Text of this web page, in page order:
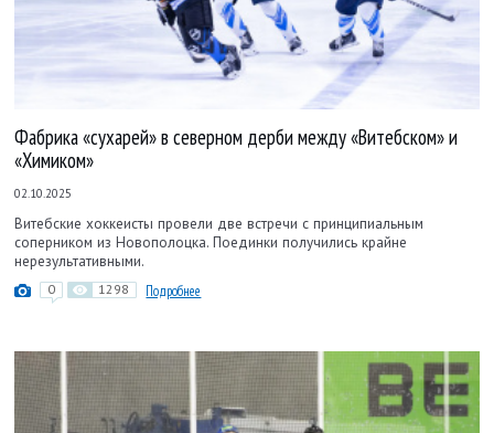
Фабрика «сухарей» в северном дерби между «Витебском» и
«Химиком»
02.10.2025
Витебские хоккеисты провели две встречи с принципиальным
соперником из Новополоцка. Поединки получились крайне
нерезультативными.
0 1298 Подробнее